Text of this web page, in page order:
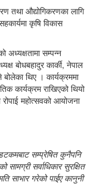
तथा औद्योगिकरणका लागि
कृषि विकास
अध्यक्षतामा सम्पन्न
बोधबहादुर कार्की, नेपाल
थिए । कार्यक्रममा
कार्यक्रम राखिएको थियो
महोत्सवको आयोजना
सम्प्रेषित कुनैपनि
सर्वाधिकार सुरक्षित
साभार गरेको पाईए कानुनी